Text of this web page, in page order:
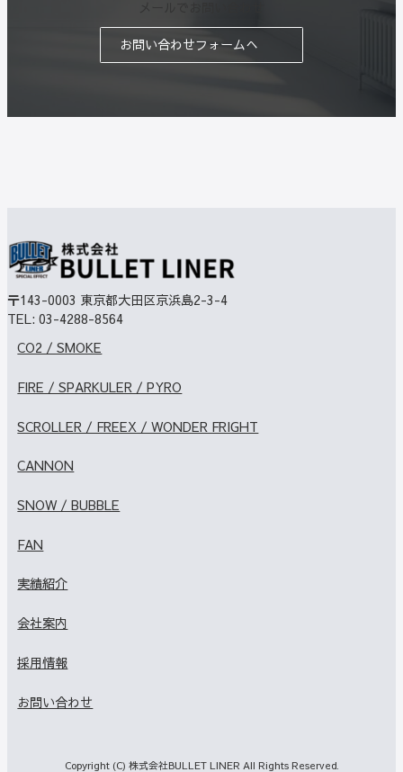
お問い合わせフォームへ
〒143-0003 東京都大田区京浜島2-3-4
TEL: 03-4288-8564
CO2 / SMOKE
FIRE / SPARKULER / PYRO
SCROLLER / FREEX / WONDER FRIGHT
CANNON
SNOW / BUBBLE
FAN
実績紹介
会社案内
採用情報
お問い合わせ
Copyright (C) 株式会社BULLET LINER All Rights Reserved.